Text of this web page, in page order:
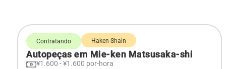
Contratando Haken Shain
Autopeças em Mie-ken Matsusaka-shi
¥1.600 - ¥1.600 por-hora